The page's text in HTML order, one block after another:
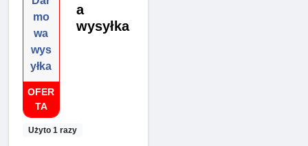
mo
wa
wys
yłka
OFER
TA
Użyto 1 razy
a
wysyłka